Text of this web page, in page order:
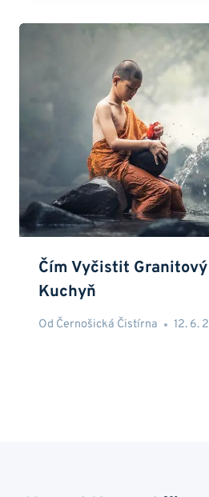
Čím Vyčistit
Kuchyň
Od Černošická Čistírna 12. 6.